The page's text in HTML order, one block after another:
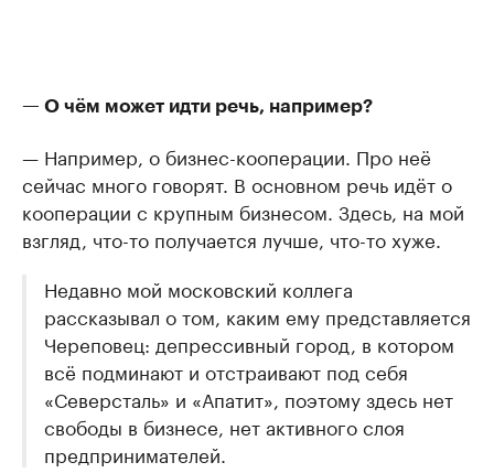
— О чём может идти речь, например?
— Например, о бизнес-кооперации. Про неё
сейчас много говорят. В основном речь идёт о
кооперации с крупным бизнесом. Здесь, на мой
взгляд, что-то получается лучше, что-то хуже.
Недавно мой московский коллега
рассказывал о том, каким ему представляется
Череповец: депрессивный город, в котором
всё подминают и отстраивают под себя
«Северсталь» и «Апатит», поэтому здесь нет
свободы в бизнесе, нет активного слоя
предпринимателей.